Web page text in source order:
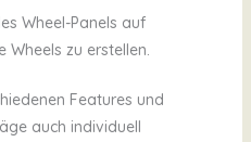
Wheel-Panels auf
Wheels zu erstellen.
Features und
auch individuell